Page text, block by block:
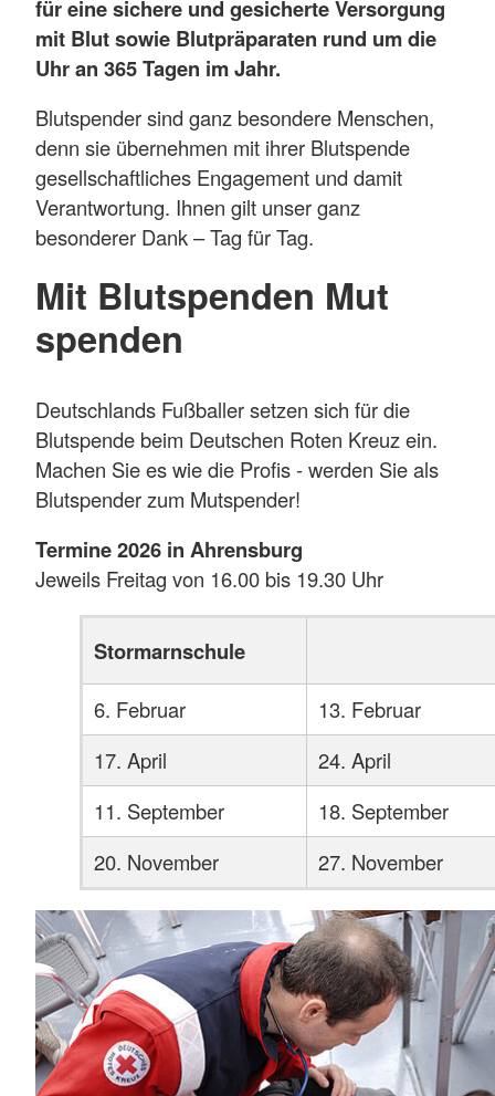
für eine sichere und gesicherte Versorgung
mit Blut sowie Blutpräparaten rund um die
Uhr an 365 Tagen im Jahr.
Blutspender sind ganz besondere Menschen,
denn sie übernehmen mit ihrer Blutspende
gesellschaftliches Engagement und damit
Verantwortung. Ihnen gilt unser ganz
besonderer Dank – Tag für Tag.
Mit Blutspenden Mut
spenden
Deutschlands Fußballer setzen sich für die
Blutspende beim Deutschen Roten Kreuz ein.
Machen Sie es wie die Profis - werden Sie als
Blutspender zum Mutspender!
Termine 2026 in Ahrensburg
Jeweils Freitag von 16.00 bis 19.30 Uhr
Stormarnschule
6. Februar
13. Februar
17. April
24. April
11. September
18. September
20. November
27.